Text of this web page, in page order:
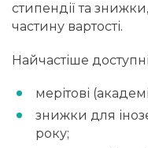
стипендії та
частину вартості.
Найчастіше доступні
мерітові
знижки для
року;